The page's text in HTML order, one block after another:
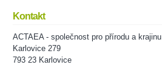
Kontakt
ACTAEA - společnost pro přírodu a krajinu
Karlovice 279
793 23 Karlovice